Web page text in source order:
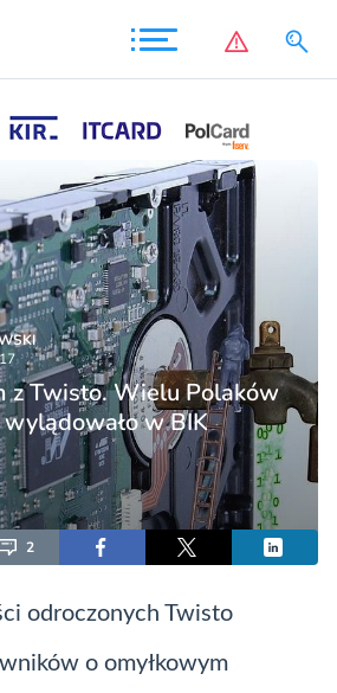
z Twisto. Wielu Polaków
wylądowało w BIK
2
odroczonych Twisto
o omyłkowym